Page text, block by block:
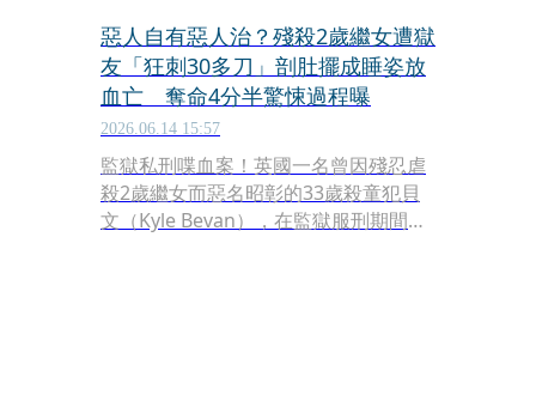
惡人自有惡人治？殘殺2歲繼女遭獄
友「狂刺30多刀」剖肚擺成睡姿放
血亡 奪命4分半驚悚過程曝
2026.06.14 15:57
監獄私刑喋血案！英國一名曾因殘忍虐
殺2歲繼女而惡名昭彰的33歲殺童犯貝
文（Kyle Bevan），在監獄服刑期間，